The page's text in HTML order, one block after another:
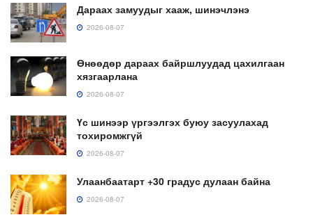
Дараах замуудыг хааж, шинэчлэнэ
2026-08-07
Өнөөдөр дараах байршлуудад цахилгаан
хязгаарлана
2026-08-07
Үс шинээр үргээлгэх буюу засуулахад
тохиромжгүй
2026-08-07
Улаанбаатарт +30 градус дулаан байна
2026-08-07